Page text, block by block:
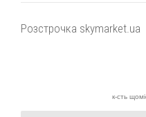
Розстрочка skymarket.ua
к-сть